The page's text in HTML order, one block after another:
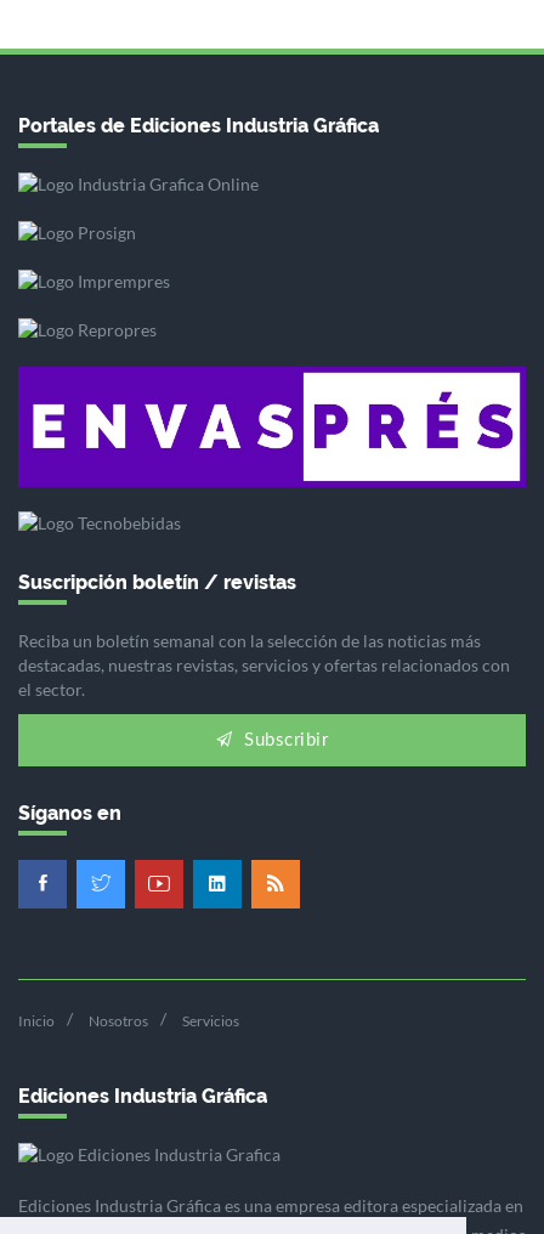
Portales de Ediciones Industria Gráfica
Suscripción boletín / revistas
Reciba un boletín semanal con la selección de las noticias más
destacadas, nuestras revistas, servicios y ofertas relacionados con
el sector.
Subscribir
Síganos en
Inicio Nosotros Servicios
Ediciones Industria Gráfica
Ediciones Industria Gráfica es una empresa editora especializada en